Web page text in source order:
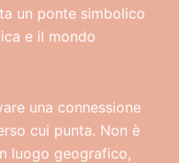
un ponte simbolico
e il mondo
una connessione
cui punta. Non è
luogo geografico,